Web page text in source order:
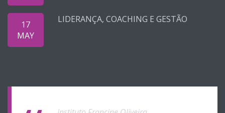
17
MAY
LIDERANÇA, COACHING E GESTÃO